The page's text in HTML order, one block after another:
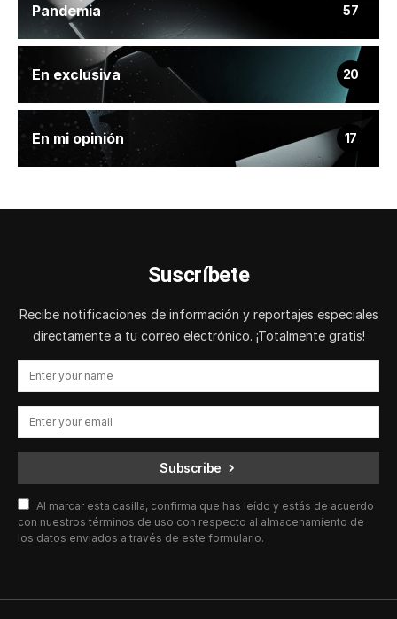
Pandemia 57
En exclusiva 20
En mi opinión 17
Suscríbete
Recibe notificaciones de información y reportajes especiales
directamente a tu correo electrónico. ¡Totalmente gratis!
Subscribe
Al marcar esta casilla, confirma que has leído y estás de acuerdo
con nuestros términos de uso con respecto al almacenamiento de
los datos enviados a través de este formulario.